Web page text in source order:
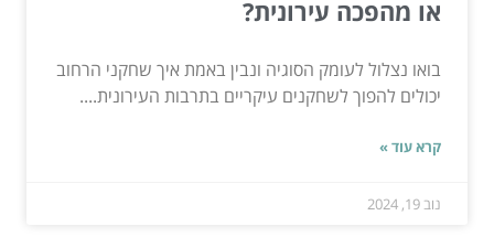
או מהפכה עירונית?
בואו נצלול לעומק הסוגיה ונבין באמת איך שחקני הרחוב
יכולים להפוך לשחקנים עיקריים בתרבות העירונית....
קרא עוד »
נוב 19, 2024